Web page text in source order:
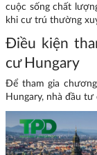
cuộc sống chất
khi cư trú thường
Điều kiện
cư Hungary
Để tham gia
Hungary, nhà đầu